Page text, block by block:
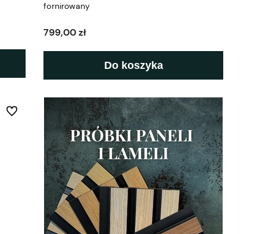
fornirowany
799,00 zł
Do koszyka
Do ulubionych